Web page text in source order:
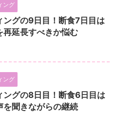
ング
ングの9日目！断食7日目は
再延長すべきか悩む
ング
ングの8日目！断食6日目は
を聞きながらの継続